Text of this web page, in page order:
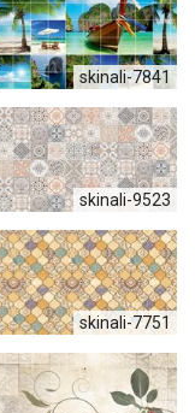
skinali-7841
skinali-9523
skinali-7751